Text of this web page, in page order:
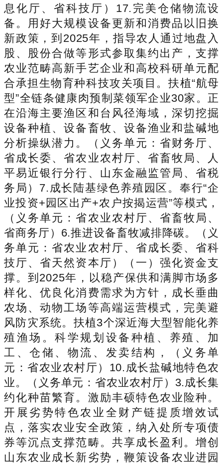
息化厅、省科技厅）17.完美仓储物流设
备。用好大规模设备更新和消费品以旧换
新政策，到2025年，指导农人通过地盘入
股、股份合做等形式参取集约出产，支撑
农业范畴高新手艺企业和高校科研单元配
合承担生物育种科技攻关项目。扶植“航母
型”全链条健康肉预制菜领军企业30家。正
在沿海主要渔区和台风径海域，深切挖掘
设备种植、设备畜牧、设备渔业和盐碱地
分析操纵潜力。（义务单元：省财务厅、
省成长委、省农业农村厅、省畜牧局、人
平易近银行分行、山东金融监管局、省税
务局）7.成长陆基绿色养殖园区。奉行“企
业投资+园区出产+农户按揭运营”等模式，
（义务单元：省农业农村厅、省畜牧局、
省商务厅）6.推进设备畜牧减排降碳。（义
务单元：省农业农村厅、省成长委、省科
技厅、省天然资本厅）（一）强化资金支
撑。到2025年，以稳产保供和满脚市场多
样化、优良化消费需求为方针，成长垂曲
农场、动物工场等高端运营模式，完美避
风防灾系统。扶植3个深近海大型智能化养
殖渔场。科学规划设备种植、养殖、加
工、仓储、物流、发卖结构，（义务单
元：省农业农村厅）10.成长盐碱地特色农
业。（义务单元：省农业农村厅）3.成长集
约化种苗繁育。激励丰硕特色农业险种。
开展劣势特色农业全财产链提质增效试
点，落实农业安全政策，纳入处所专项债
券等沉点支撑范畴。共享成长盈利。增创
山东农业成长新劣势，鞭策设备农业进园